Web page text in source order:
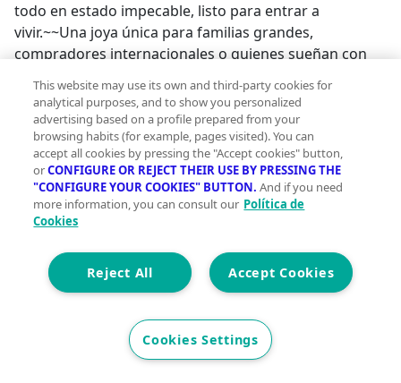
todo en estado impecable, listo para entrar a
vivir.~~Una joya única para familias grandes,
compradores internacionales o quienes sueñan con
Vive el encanto y la distinción de un hogar pensado
para quienes buscan lo mejor.~~~INFORMACIÓN
ADICIONAL: Dando cumplimiento a la normativa
vigente, tenemos a disposición del cliente el
Documento de Información Abreviada. Igualmente, en
cumplimiento al articulo 5º del Decreto 21805 de 11 de
Octubre, por el que se aprueba el Reglamento de
arrendamiento de la vivienda en Andalucía, se informa
que en el precio del inmueble reflejado, NO figuran los
impuestos de transmisiones patrimoniales, impuestos
de datos jurídicos documentados, notaría, registro de
This website may use its own and third-party cookies for
analytical purposes, and to show you personalized
advertising based on a profile prepared from your
browsing habits (for example, pages visited). You can
accept all cookies by pressing the "Accept cookies" button,
orCONFIGURE OR REJECT THEIR USE BY PRESSING THE
"CONFIGURE YOUR COOKIES" BUTTON. And if you need
more information, you can consult our Política de
Cookies
Accept Cookies
Reject All
Cookies Settings